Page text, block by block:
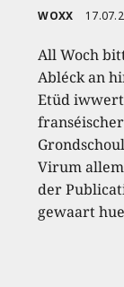
WOXX
All Woch
Abléck an
Etüd
Virum
der
gewaart